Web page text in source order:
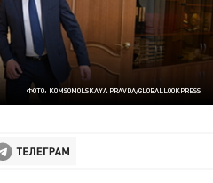
ФОТО: KOMSOMOLSKAYA PRAVDA/GLOBALLOOKPRESS